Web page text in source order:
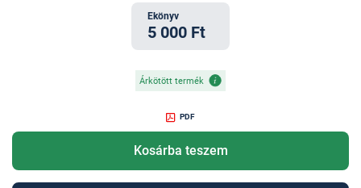
Ekönyv
5 000 Ft
Árkötött termék
PDF
Kosárba teszem